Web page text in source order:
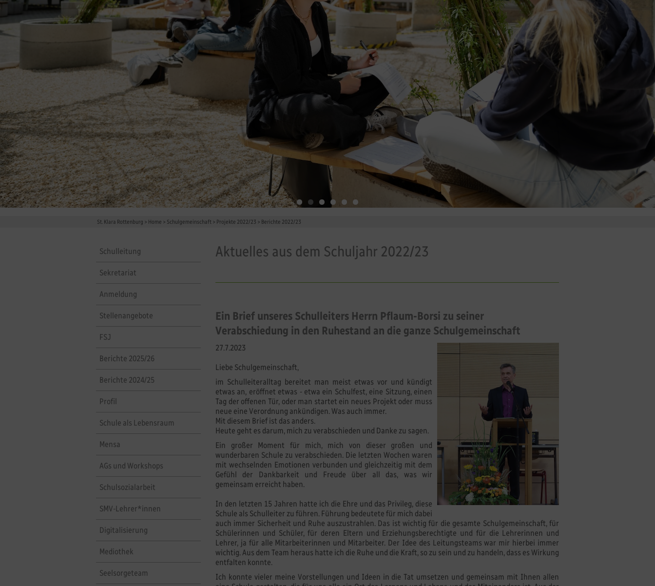
St. Klara Rottenburg > Home > Schulgemeinschaft > Projekte 2022/23 > Berichte 2022/23
Schulleitung
Sekretariat
Anmeldung
Stellenangebote
FSJ
Berichte 2025/26
Berichte 2024/25
Profil
Schule als Lebensraum
Mensa
AGs und Workshops
Schulsozialarbeit
SMV-Lehrer*innen
Digitalisierung
Mediothek
Seelsorgeteam
Aktuelles aus dem Schuljahr 2022/23
Ein Brief unseres Schulleiters Herrn Pflaum-Borsi zu seiner
Verabschiedung in den Ruhestand an die ganze Schulgemeinschaft
27.7.2023
Liebe Schulgemeinschaft,
im Schulleiteralltag bereitet man meist etwas vor und kündigt
etwas an, eröffnet etwas - etwa ein Schulfest, eine Sitzung, einen
Tag der offenen Tür, oder man startet ein neues Projekt oder muss
neue eine Verordnung ankündigen. Was auch immer.
Mit diesem Brief ist das anders.
Heute geht es darum, mich zu verabschieden und Danke zu sagen.
Ein großer Moment für mich, mich von dieser großen und
wunderbaren Schule zu verabschieden. Die letzten Wochen waren
mit wechselnden Emotionen verbunden und gleichzeitig mit dem
Gefühl der Dankbarkeit und Freude über all das, was wir
gemeinsam erreicht haben.
In den letzten 15 Jahren hatte ich die Ehre und das Privileg, diese
Schule als Schulleiter zu führen. Führung bedeutete für mich dabei
auch immer Sicherheit und Ruhe auszustrahlen. Das ist wichtig für die gesamte Schulgemeinschaft, für
Schülerinnen und Schüler, für deren Eltern und Erziehungsberechtigte und für die Lehrerinnen und
Lehrer, ja für alle Mitarbeiterinnen und Mitarbeiter. Der Idee des Leitungsteams war mir hierbei immer
wichtig. Aus dem Team heraus hatte ich die Ruhe und die Kraft, so zu sein und zu handeln, dass es Wirkung
entfalten konnte.
Ich konnte vieler meine Vorstellungen und Ideen in die Tat umsetzen und gemeinsam mit Ihnen allen